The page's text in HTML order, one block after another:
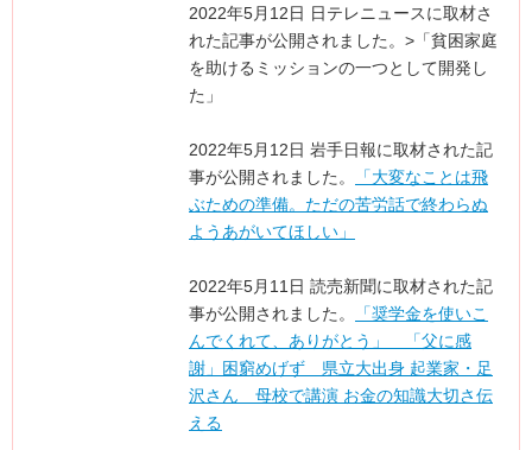
2022年5月12日 日テレニュースに取材さ
れた記事が公開されました。>「貧困家庭
を助けるミッションの一つとして開発し
た」
2022年5月12日 岩手日報に取材された記
事が公開されました。
「大変なことは飛
ぶための準備。ただの苦労話で終わらぬ
ようあがいてほしい」
2022年5月11日 読売新聞に取材された記
事が公開されました。
「奨学金を使いこ
んでくれて、ありがとう」 「父に感
謝」困窮めげず 県立大出身 起業家・足
沢さん 母校で講演 お金の知識大切さ伝
える